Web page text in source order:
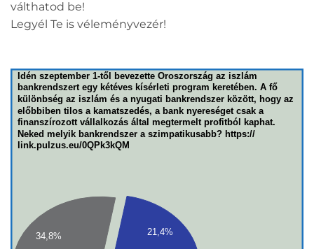
válthatod be!
Legyél Te is véleményvezér!
Idén szeptember 1-től bevezette Oroszország az iszlám
bankrendszert egy kétéves kísérleti program keretében. A fő
különbség az iszlám és a nyugati bankrendszer között, hogy az
előbbiben tilos a kamatszedés, a bank nyereséget csak a
finanszírozott vállalkozás által megtermelt profitból kaphat.
Neked melyik bankrendszer a szimpatikusabb? https://
link.pulzus.eu/0QPk3kQM
21,4%
34,8%